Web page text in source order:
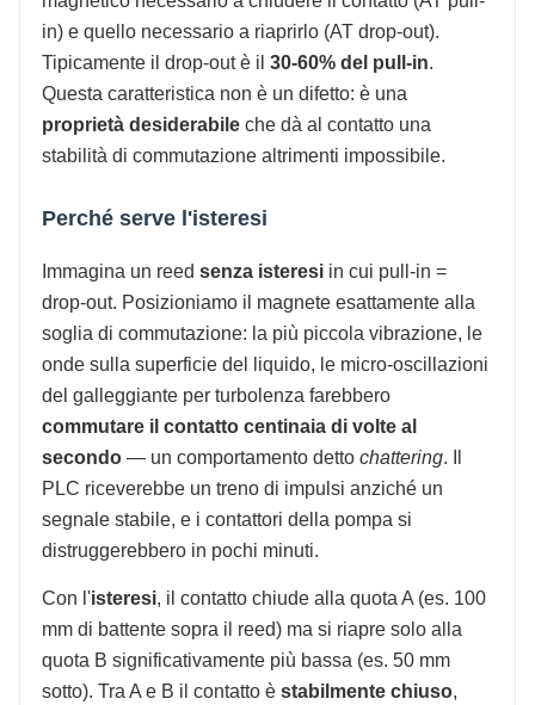
in) e quello necessario a riaprirlo (AT drop-out).
Tipicamente il drop-out è il 30-60% del pull-in.
Questa caratteristica non è un difetto: è una
proprietà desiderabile che dà al contatto una
stabilità di commutazione altrimenti impossibile.
Perché serve l'isteresi
Immagina un reed senza isteresi in cui pull-in =
drop-out. Posizioniamo il magnete esattamente alla
soglia di commutazione: la più piccola vibrazione, le
onde sulla superficie del liquido, le micro-oscillazioni
del galleggiante per turbolenza farebbero
commutare il contatto centinaia di volte al
secondo — un comportamento detto chattering. Il
PLC riceverebbe un treno di impulsi anziché un
segnale stabile, e i contattori della pompa si
distruggerebbero in pochi minuti.
Con l'isteresi, il contatto chiude alla quota A (es. 100
mm di battente sopra il reed) ma si riapre solo alla
quota B significativamente più bassa (es. 50 mm
sotto). Tra A e B il contatto è stabilmente chiuso,